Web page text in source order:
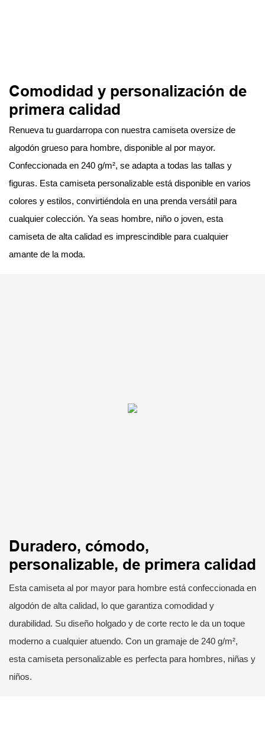
Comodidad y personalización de
primera calidad
Renueva tu guardarropa con nuestra camiseta oversize de
algodón grueso para hombre, disponible al por mayor.
Confeccionada en 240 g/m², se adapta a todas las tallas y
figuras. Esta camiseta personalizable está disponible en varios
colores y estilos, convirtiéndola en una prenda versátil para
cualquier colección. Ya seas hombre, niño o joven, esta
camiseta de alta calidad es imprescindible para cualquier
amante de la moda.
Duradero, cómodo,
personalizable, de primera calidad
Esta camiseta al por mayor para hombre está confeccionada en
algodón de alta calidad, lo que garantiza comodidad y
durabilidad. Su diseño holgado y de corte recto le da un toque
moderno a cualquier atuendo. Con un gramaje de 240 g/m²,
esta camiseta personalizable es perfecta para hombres, niñas y
niños.